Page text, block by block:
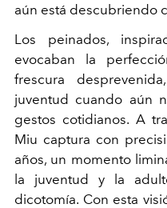
aún está descubriendo
Los peinados,
evocaban la
frescura
juventud cuando aún
gestos cotidianos. A
Miu captura con
años, un momento
la juventud y la
dicotomía. Con esta